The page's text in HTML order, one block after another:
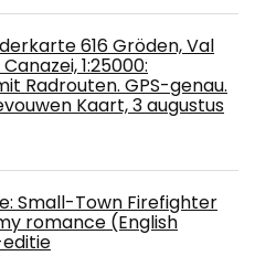
616 Gröden, Val
1:25000:
Radrouten. GPS-genau.
Kaart, 3 augustus
Small-Town Firefighter
romance (English